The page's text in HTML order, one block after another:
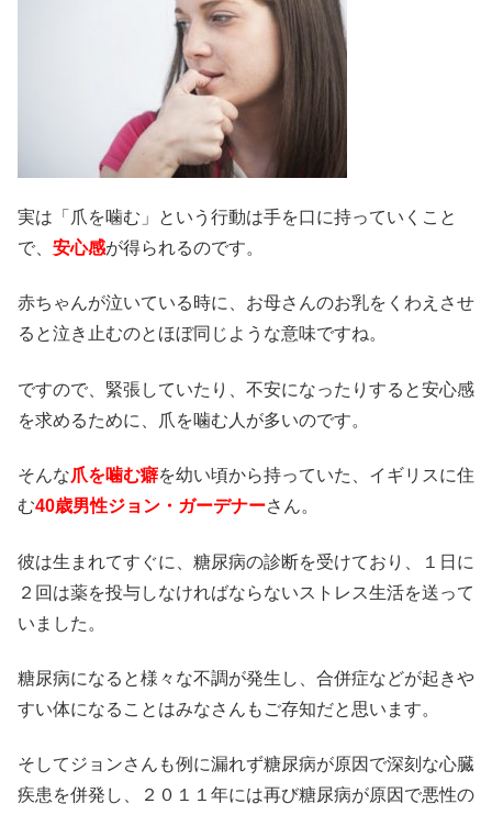
実は「爪を噛む」という行動は手を口に持っていくこと
で、 安心感が得られるのです。
赤ちゃんが泣いている時に、お母さんのお乳をくわえさせ
ると泣き止むのとほぼ同じような意味ですね。
ですので、緊張していたり、不安になったりすると安心感
を求めるために、爪を噛む人が多いのです。
そんな爪を噛む癖を幼い頃から持っていた、イギリスに住
む40歳男性ジョン・ガーデナーさん。
彼は生まれてすぐに、糖尿病の診断を受けており、１日に
２回は薬を投与しなければならないストレス生活を送って
いました。
糖尿病になると様々な不調が発生し、合併症などが起きや
すい体になることはみなさんもご存知だと思います。
そしてジョンさんも例に漏れず糖尿病が原因で深刻な心臓
疾患を併発し、２０１１年には再び糖尿病が原因で悪性の